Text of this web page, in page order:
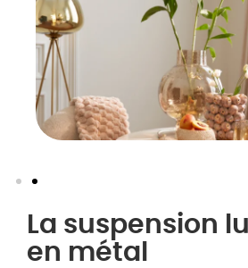
La suspension
en métal